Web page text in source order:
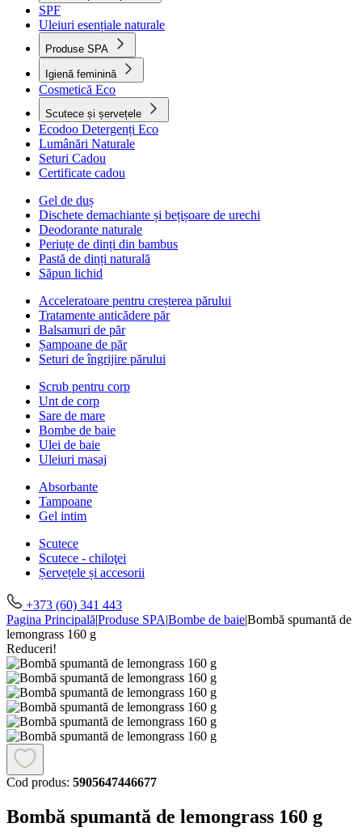
SPF
Uleiuri esențiale naturale
Produse SPA
Igienă feminină
Cosmetică Eco
Scutece și șervețele
Ecodoo Detergenți Eco
Lumânări Naturale
Seturi Cadou
Certificate cadou
Gel de duș
Dischete demachiante și bețișoare de urechi
Deodorante naturale
Periuțe de dinți din bambus
Pastă de dinți naturală
Săpun lichid
Acceleratoare pentru creșterea părului
Tratamente anticădere păr
Balsamuri de păr
Șampoane de păr
Seturi de îngrijire părului
Scrub pentru corp
Unt de corp
Sare de mare
Bombe de baie
Ulei de baie
Uleiuri masaj
Absorbante
Tampoane
Gel intim
Scutece
Scutece - chiloţei
Șervețele și accesorii
+373 (60) 341 443
Pagina Principală|Produse SPA|Bombe de baie|Bombă spumantă de
lemongrass 160 g
Reduceri!
Cod produs: 5905647446677
Bombă spumantă de lemongrass 160 g